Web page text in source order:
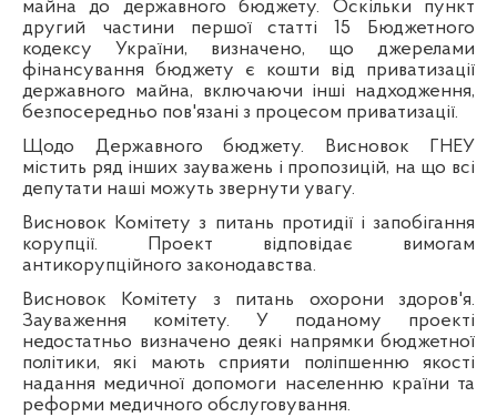
майна до державного бюджету. Оскільки пункт
другий частини першої статті 15 Бюджетного
кодексу України, визначено, що джерелами
фінансування бюджету є кошти від приватизації
державного майна, включаючи інші надходження,
безпосередньо пов'язані з процесом приватизації.
Щодо Державного бюджету. Висновок ГНЕУ
містить ряд інших зауважень і пропозицій, на що всі
депутати наші можуть звернути увагу.
Висновок Комітету з питань протидії і запобігання
корупції. Проект відповідає вимогам
антикорупційного законодавства.
Висновок Комітету з питань охорони здоров'я.
Зауваження комітету. У поданому проекті
недостатньо визначено деякі напрямки бюджетної
політики, які мають сприяти поліпшенню якості
надання медичної допомоги населенню країни та
реформи медичного обслуговування.